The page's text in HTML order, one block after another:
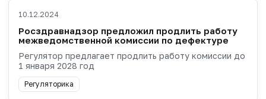
10.12.2024
Росздравнадзор предложил продлить работу
межведомственной комиссии по дефектуре
Регулятор предлагает продлить работу комиссии до
1 января 2028 год
Регуляторика